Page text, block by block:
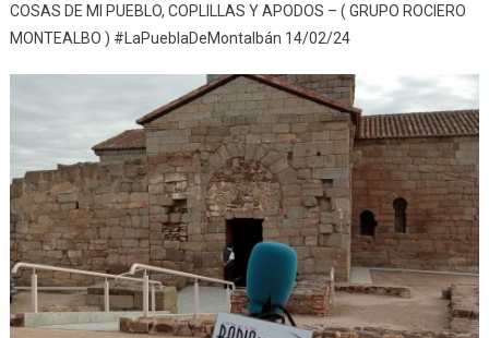
COSAS DE MI PUEBLO, COPLILLAS Y APODOS – ( GRUPO ROCIERO
MONTEALBO ) #LaPueblaDeMontalbán 14/02/24